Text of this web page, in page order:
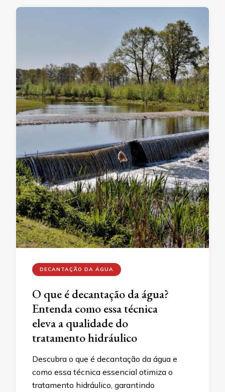
DECANTAÇÃO DA ÁGUA
O que é decantação da água?
Entenda como essa técnica
eleva a qualidade do
tratamento hidráulico
Descubra o que é decantação da água e
como essa técnica essencial otimiza o
tratamento hidráulico, garantindo